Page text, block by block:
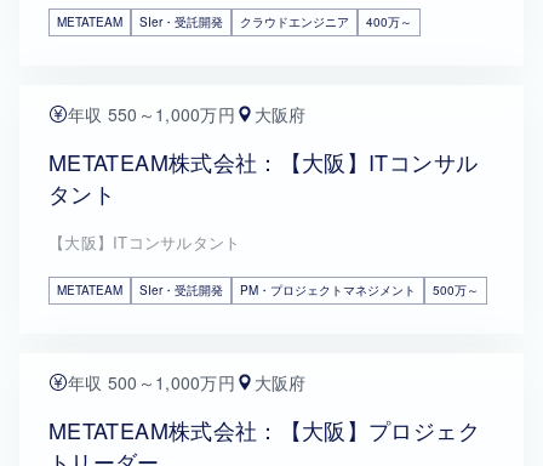
METATEAM SIer・受託開発 クラウドエンジニア 400万～
年収 550～1,000万円 大阪府
METATEAM株式会社：【大阪】ITコンサル
タント
【大阪】ITコンサルタント
METATEAM SIer・受託開発 PM・プロジェクトマネジメント 500万～
年収 500～1,000万円 大阪府
METATEAM株式会社：【大阪】プロジェク